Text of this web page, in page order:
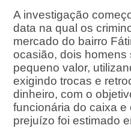
A investigação
data na qual os
mercado do bairro
ocasião, dois homens
pequeno valor,
exigindo trocas e
dinheiro, com o
funcionária do caixa e
prejuízo foi estimado